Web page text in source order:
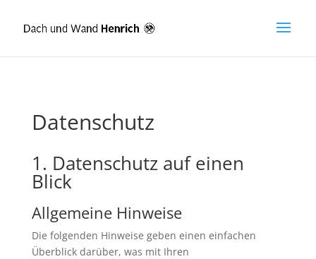
Datenschutz
1. Datenschutz auf einen
Blick
Allgemeine Hinweise
Die folgenden Hinweise geben einen einfachen
Überblick darüber, was mit Ihren